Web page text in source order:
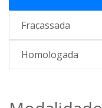
Fracassada
Homologada